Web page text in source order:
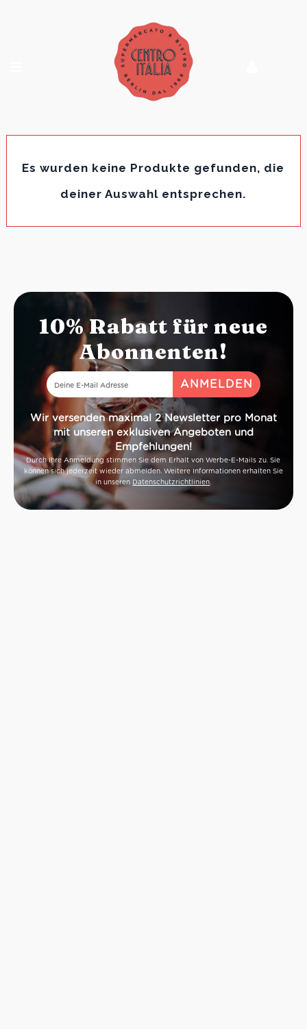
Es wurden keine Produkte gefunden, die
deiner Auswahl entsprechen.
10% Rabatt für neue
Abonnenten!
Wir versenden maximal 2 Newsletter pro Monat
mit unseren exklusiven Angeboten und
Empfehlungen!
Durch Ihre Anmeldung stimmen Sie dem Erhalt von Werbe-E-Mails zu. Sie
können sich jederzeit wieder abmelden. Weitere Informationen erhalten Sie
in unseren Datenschutzrichtlinien.